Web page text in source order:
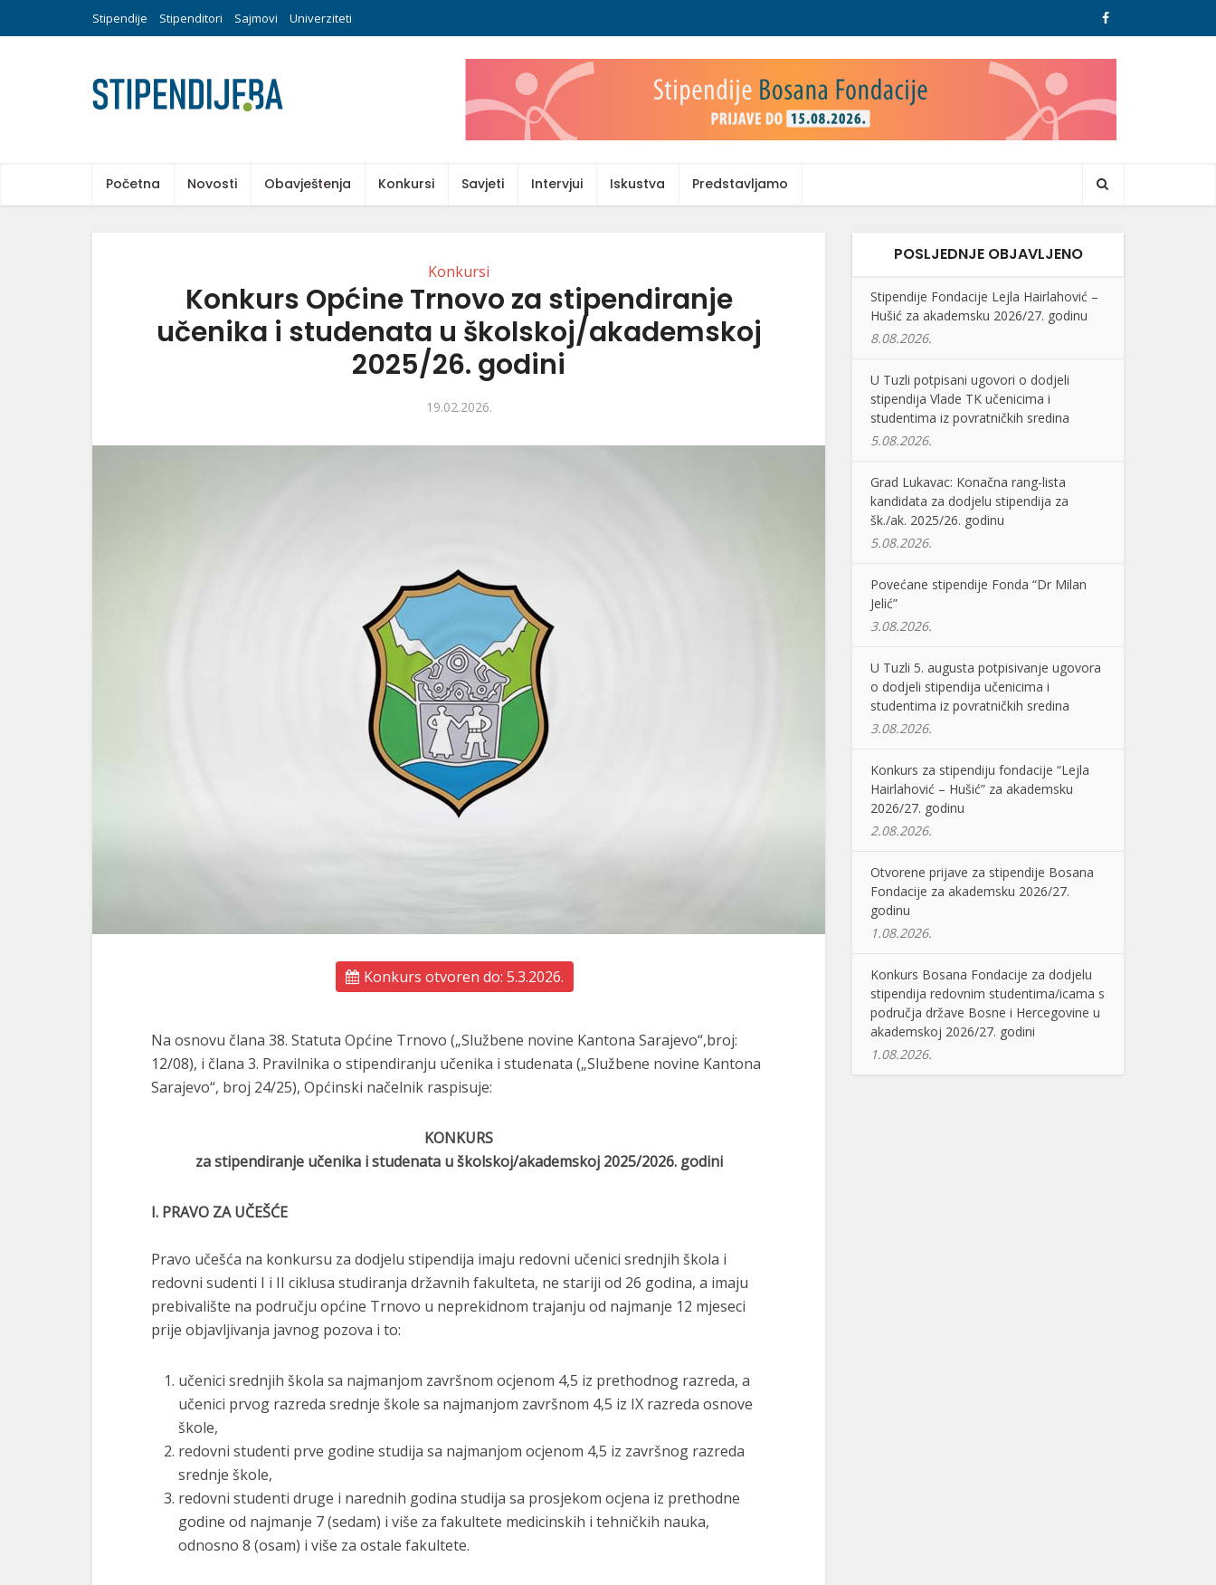
Stipendije Stipenditori Sajmovi Univerziteti
Početna Novosti Obavještenja Konkursi Savjeti Intervjui Iskustva Predstavljamo
Konkursi
Konkurs Općine Trnovo za stipendiranje
učenika i studenata u školskoj/akademskoj
2025/26. godini
19.02.2026.
Konkurs otvoren do: 5.3.2026.
Na osnovu člana 38. Statuta Općine Trnovo („Službene novine Kantona Sarajevo“,broj:
12/08), i člana 3. Pravilnika o stipendiranju učenika i studenata („Službene novine Kantona
Sarajevo“, broj 24/25), Općinski načelnik raspisuje:
KONKURS
za stipendiranje učenika i studenata u školskoj/akademskoj 2025/2026. godini
I. PRAVO ZA UČEŠĆE
Pravo učešća na konkursu za dodjelu stipendija imaju redovni učenici srednjih škola i
redovni sudenti I i II ciklusa studiranja državnih fakulteta, ne stariji od 26 godina, a imaju
prebivalište na području općine Trnovo u neprekidnom trajanju od najmanje 12 mjeseci
prije objavljivanja javnog pozova i to:
učenici srednjih škola sa najmanjom završnom ocjenom 4,5 iz prethodnog razreda, a
učenici prvog razreda srednje škole sa najmanjom završnom 4,5 iz IX razreda osnove
škole,
redovni studenti prve godine studija sa najmanjom ocjenom 4,5 iz završnog razreda
srednje škole,
redovni studenti druge i narednih godina studija sa prosjekom ocjena iz prethodne
godine od najmanje 7 (sedam) i više za fakultete medicinskih i tehničkih nauka,
odnosno 8 (osam) i više za ostale fakultete.
POSLJEDNJE OBJAVLJENO
Stipendije Fondacije Lejla Hairlahović –
Hušić za akademsku 2026/27. godinu
8.08.2026.
U Tuzli potpisani ugovori o dodjeli
stipendija Vlade TK učenicima i
studentima iz povratničkih sredina
5.08.2026.
Grad Lukavac: Konačna rang-lista
kandidata za dodjelu stipendija za
šk./ak. 2025/26. godinu
5.08.2026.
Povećane stipendije Fonda “Dr Milan
Jelić”
3.08.2026.
U Tuzli 5. augusta potpisivanje ugovora
o dodjeli stipendija učenicima i
studentima iz povratničkih sredina
3.08.2026.
Konkurs za stipendiju fondacije “Lejla
Hairlahović – Hušić” za akademsku
2026/27. godinu
2.08.2026.
Otvorene prijave za stipendije Bosana
Fondacije za akademsku 2026/27.
godinu
1.08.2026.
Konkurs Bosana Fondacije za dodjelu
stipendija redovnim studentima/icama s
područja države Bosne i Hercegovine u
akademskoj 2026/27. godini
1.08.2026.